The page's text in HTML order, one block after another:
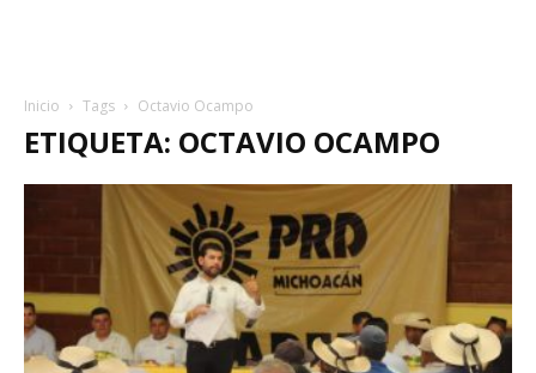
Inicio Tags Octavio Ocampo
ETIQUETA: OCTAVIO OCAMPO